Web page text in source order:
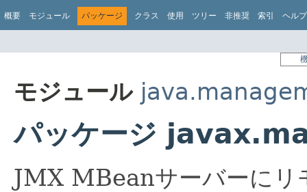
概要 モジュール パッケージ クラス 使用 ツリー 非推奨 索引 ヘルプ
モジュール
パッケージ
JMX MBeanサーバーにリ